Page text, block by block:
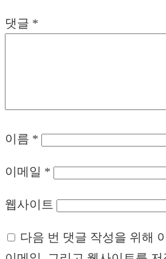
댓글 *
이름 *
이메일 *
웹사이트
다음 번 댓글 작성을 위해